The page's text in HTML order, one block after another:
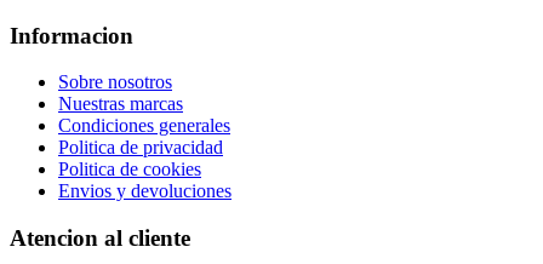
Informacion
Sobre nosotros
Nuestras marcas
Condiciones generales
Politica de privacidad
Politica de cookies
Envios y devoluciones
Atencion al cliente